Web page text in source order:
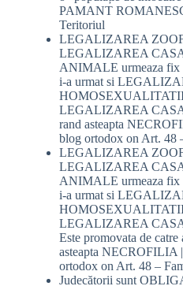
PAMANT
Teritoriul
LEGALIZAREA
LEGALIZAREA
ANIMALE urmeaza fix
i-a urmat si
LEGALIZAREA
rand asteapta
blog ortodox on Art. 48
LEGALIZAREA
LEGALIZAREA
ANIMALE urmeaza fix
i-a urmat si
LEGALIZAREA
Este promovata de catre
asteapta NECROFILIA
ortodox on Art. 48 –
Judecătorii sunt